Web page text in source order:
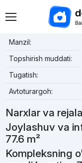
Manzil:
Topshirish muddati:
Tugatish:
Avtoturargoh:
Narxlar va
Joylashuv va
77.6 m²
Kompleksning